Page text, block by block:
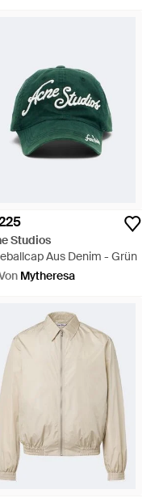
Studios
Aus Denim - Grün
Mytheresa